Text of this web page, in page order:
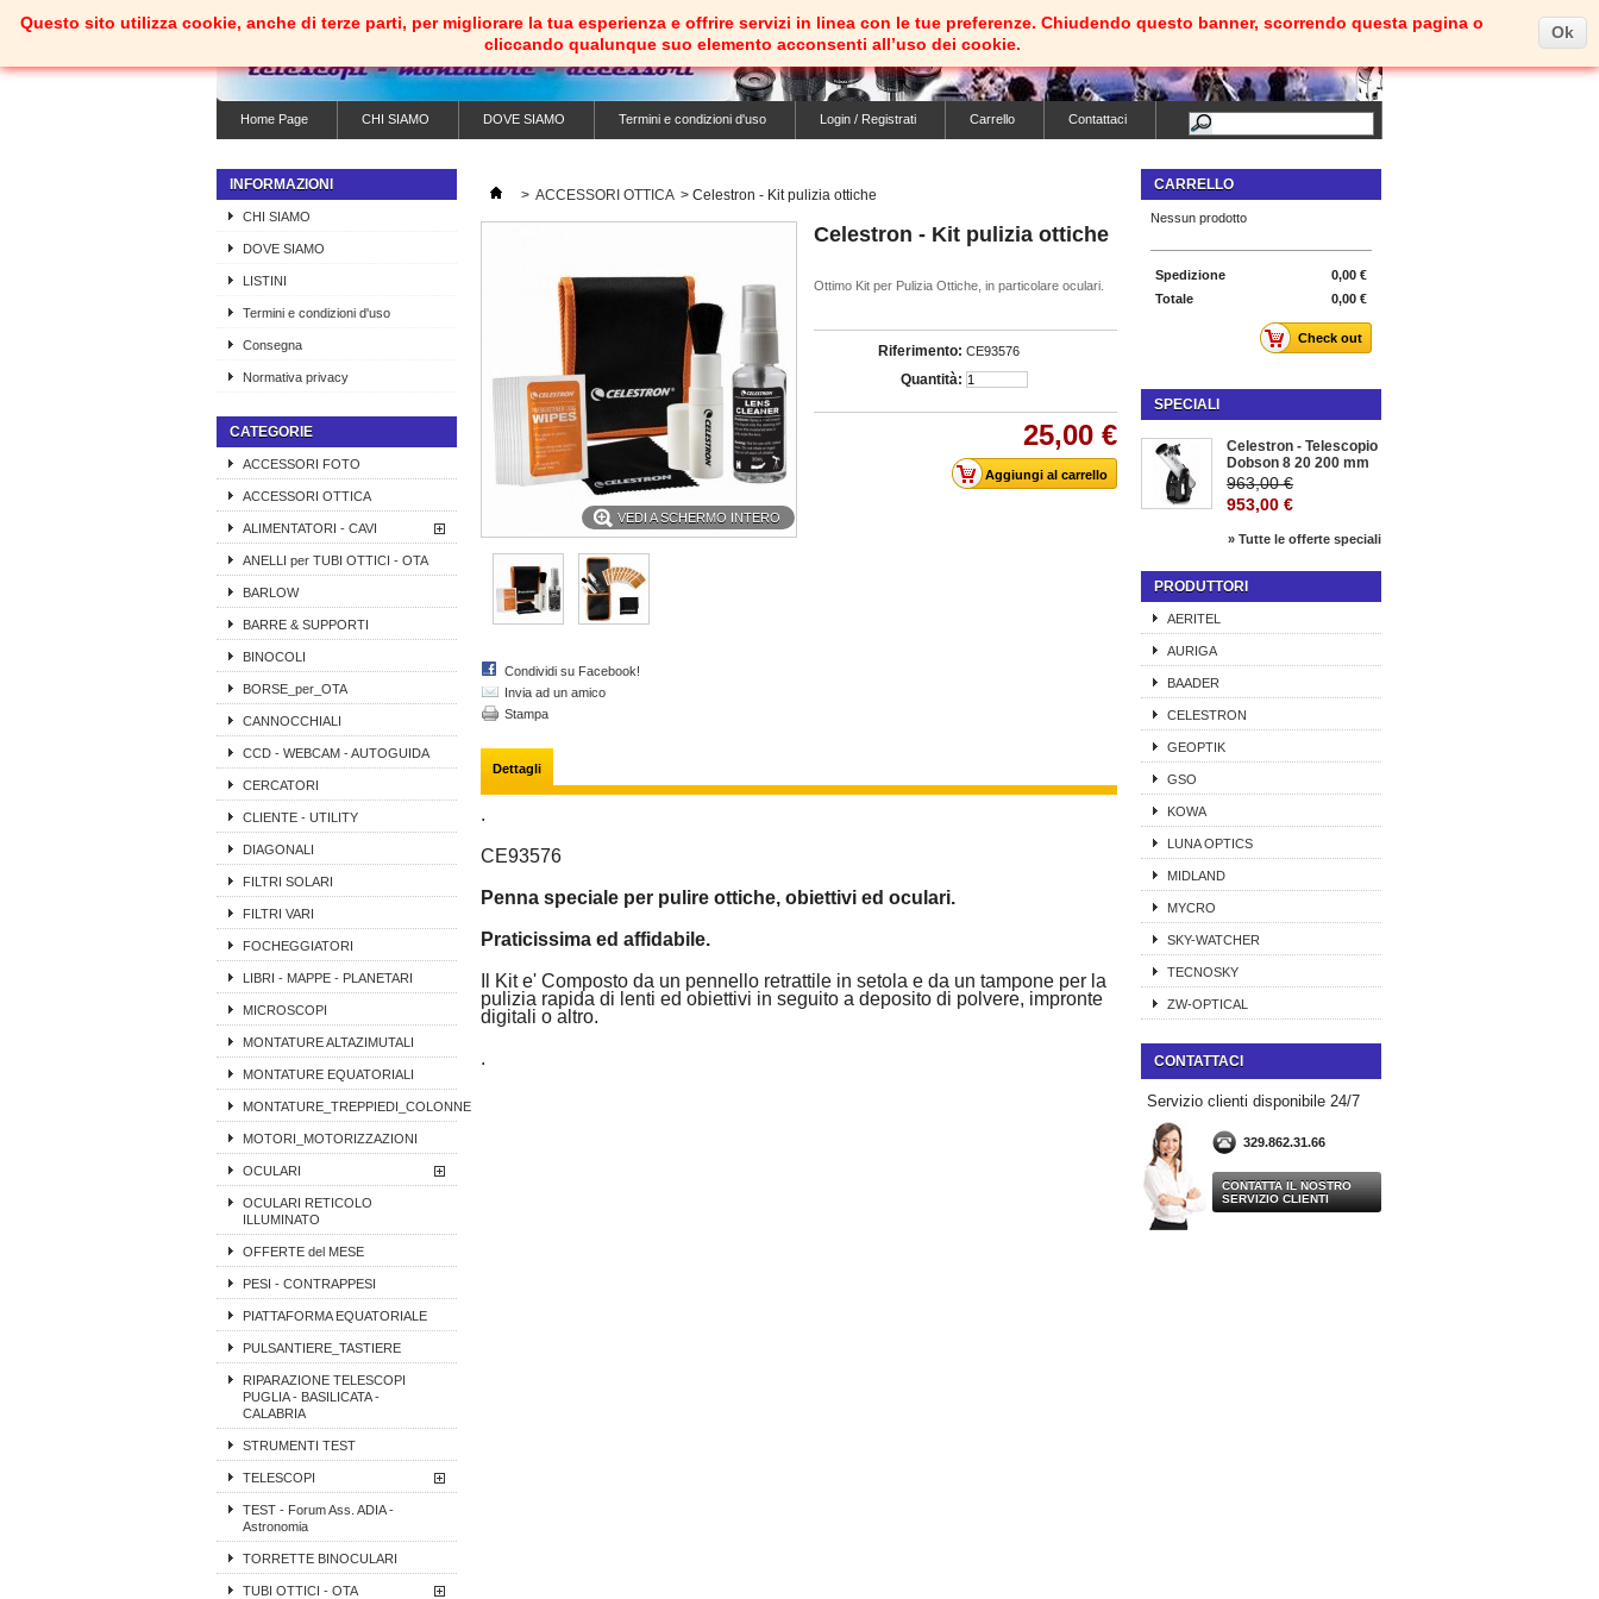
(vuoto)
Benvenuti Entra
Home Page CHI SIAMO DOVE SIAMO Termini e condizioni d'uso Login / Registrati Carrello Contattaci
INFORMAZIONI
CHI SIAMO
DOVE SIAMO
LISTINI
Termini e condizioni d'uso
Consegna
Normativa privacy
CATEGORIE
ACCESSORI FOTO
ACCESSORI OTTICA
ALIMENTATORI - CAVI
ANELLI per TUBI OTTICI - OTA
BARLOW
BARRE & SUPPORTI
BINOCOLI
BORSE_per_OTA
CANNOCCHIALI
CCD - WEBCAM - AUTOGUIDA
CERCATORI
CLIENTE - UTILITY
DIAGONALI
FILTRI SOLARI
FILTRI VARI
FOCHEGGIATORI
LIBRI - MAPPE - PLANETARI
MICROSCOPI
MONTATURE ALTAZIMUTALI
MONTATURE EQUATORIALI
MONTATURE_TREPPIEDI_COLONNE
MOTORI_MOTORIZZAZIONI
OCULARI
OCULARI RETICOLO
ILLUMINATO
OFFERTE del MESE
PESI - CONTRAPPESI
PIATTAFORMA EQUATORIALE
PULSANTIERE_TASTIERE
RIPARAZIONE TELESCOPI
PUGLIA - BASILICATA -
CALABRIA
STRUMENTI TEST
TELESCOPI
TEST - Forum Ass. ADIA -
Astronomia
TORRETTE BINOCULARI
TUBI OTTICI - OTA
> ACCESSORI OTTICA > Celestron - Kit pulizia ottiche
VEDI A SCHERMO INTERO
Condividi su Facebook!
Invia ad un amico
Stampa
Celestron - Kit pulizia ottiche
Ottimo Kit per Pulizia Ottiche, in particolare oculari.
Riferimento: CE93576
Quantità:
25,00 €
Dettagli
.
CE93576
Penna speciale per pulire ottiche, obiettivi ed oculari.
Praticissima ed affidabile.
Il Kit e' Composto da un pennello retrattile in setola e da un tampone per la
pulizia rapida di lenti ed obiettivi in seguito a deposito di polvere, impronte
digitali o altro.
.
CARRELLO
Nessun prodotto
0,00 €
Spedizione
0,00 €
Totale
Check out
SPECIALI
Celestron - Telescopio
Dobson 8 20 200 mm
963,00 €
953,00 €
» Tutte le offerte speciali
PRODUTTORI
AERITEL
AURIGA
BAADER
CELESTRON
GEOPTIK
GSO
KOWA
LUNA OPTICS
MIDLAND
MYCRO
SKY-WATCHER
TECNOSKY
ZW-OPTICAL
CONTATTACI
Servizio clienti disponibile 24/7
329.862.31.66
CONTATTA IL NOSTRO
SERVIZIO CLIENTI
Questo sito utilizza cookie, anche di terze parti, per migliorare la tua esperienza e offrire servizi in linea con le tue preferenze. Chiudendo questo banner, scorrendo questa pagina o
cliccando qualunque suo elemento acconsenti all’uso dei cookie.
Ok